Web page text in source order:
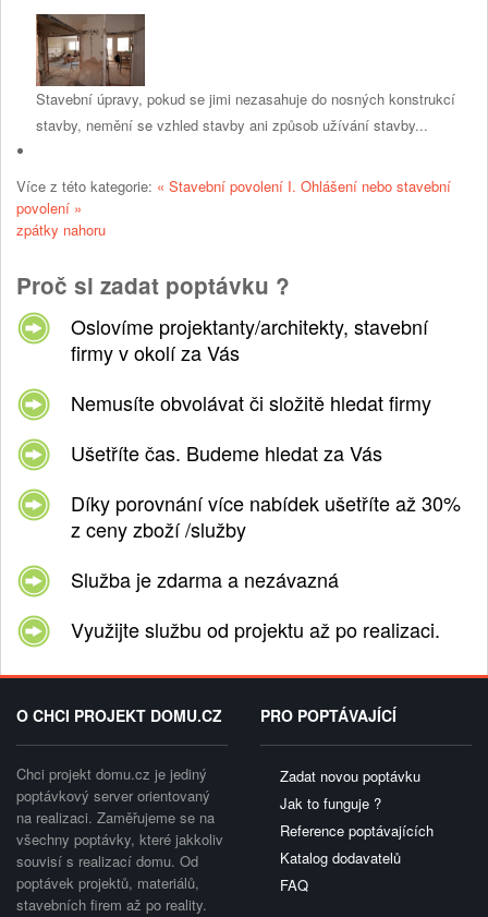
Stavební úpravy, pokud se jimi nezasahuje do nosných konstrukcí
stavby, nemění se vzhled stavby ani způsob užívání stavby...
Více z této kategorie: « Stavební povolení I. Ohlášení nebo stavební
povolení »
zpátky nahoru
Proč si zadat poptávku ?
Oslovíme projektanty/architekty, stavební
firmy v okolí za Vás
Nemusíte obvolávat či složitě hledat firmy
Ušetříte čas. Budeme hledat za Vás
Díky porovnání více nabídek ušetříte až 30%
z ceny zboží /služby
Služba je zdarma a nezávazná
Využijte službu od projektu až po realizaci.
O CHCI PROJEKT DOMU.CZ
Chci projekt domu.cz je jediný
poptávkový server orientovaný
na realizaci. Zaměřujeme se na
všechny poptávky, které jakkoliv
souvisí s realizací domu. Od
poptávek projektů, materiálů,
stavebních firem až po reality.
PRO POPTÁVAJÍCÍ
Zadat novou poptávku
Jak to funguje ?
Reference poptávajících
Katalog dodavatelů
FAQ